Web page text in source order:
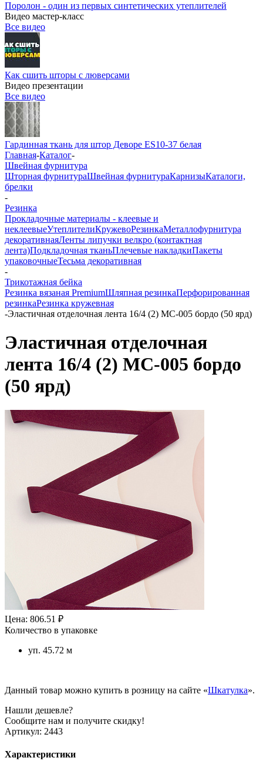
Поролон - один из первых синтетических утеплителей
Видео мастер-класс
Все видео
Как сшить шторы с люверсами
Видео презентации
Все видео
Гардинная ткань для штор Деворе ES10-37 белая
Главная-Каталог-
Швейная фурнитура
Шторная фурнитураШвейная фурнитураКарнизыКаталоги,
брелки
-
Резинка
Прокладочные материалы - клеевые и
неклеевыеУтеплителиКружевоРезинкаМеталлофурнитура
декоративнаяЛенты липучки велкро (контактная
лента)Подкладочная тканьПлечевые накладкиПакеты
упаковочныеТесьма декоративная
-
Трикотажная бейка
Резинка вязаная PremiumШляпная резинкаПерфорированная
резинкаРезинка кружевная
-Эластичная отделочная лента 16/4 (2) MC-005 бордо (50 ярд)
Эластичная отделочная
лента 16/4 (2) MC-005 бордо
(50 ярд)
Цена: 806.51 ₽
Количество в упаковке
уп. 45.72 м
Данный товар можно купить в розницу на сайте «Шкатулка».
Нашли дешевле?
Сообщите нам и получите скидку!
Артикул: 2443
Характеристики